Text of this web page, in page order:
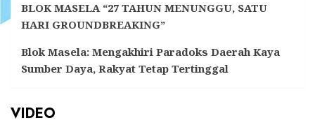
BLOK MASELA “27 TAHUN MENUNGGU, SATU
HARI GROUNDBREAKING”
Blok Masela: Mengakhiri Paradoks Daerah Kaya
Sumber Daya, Rakyat Tetap Tertinggal
VIDEO